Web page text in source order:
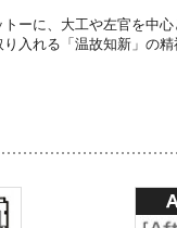
トーに、大工や左官を中
入れる「温故知新」の